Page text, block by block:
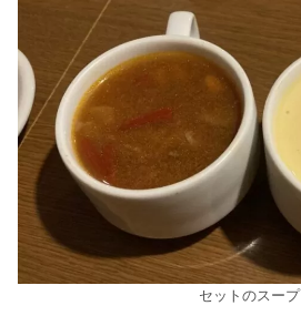
セットのスープ